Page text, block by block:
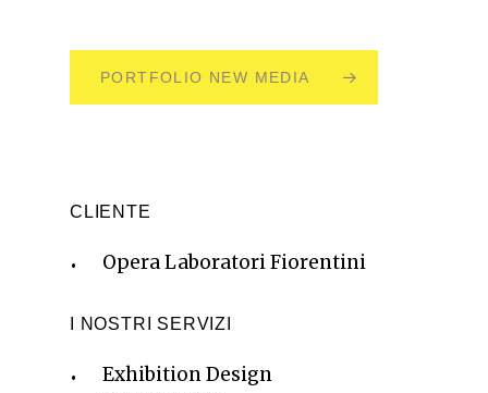
PORTFOLIO NEW MEDIA
CLIENTE
Opera Laboratori Fiorentini
I NOSTRI SERVIZI
Exhibition Design